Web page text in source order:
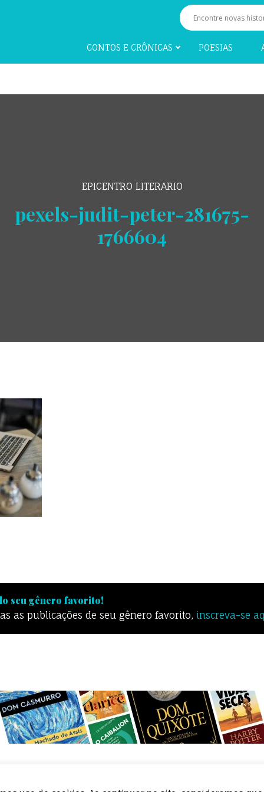
CONTOS E CRÔNICAS POESIAS
EPICENTRO LITERARIO
pexels-judit-peter-281675-
1766604
seu gênero favorito!
as publicações de seu gênero favorito, inscreva-se